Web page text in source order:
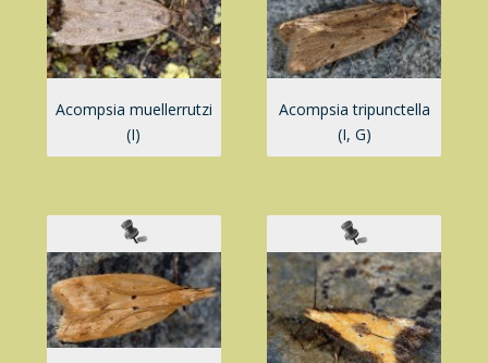
Acompsia muellerrutzi
(I)
Acompsia tripunctella
(I, G)